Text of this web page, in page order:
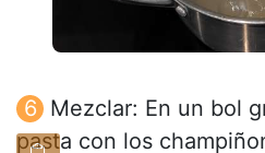
Mezclar: En un bol
pasta con los